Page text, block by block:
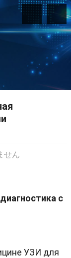
せん
с
УЗИ для